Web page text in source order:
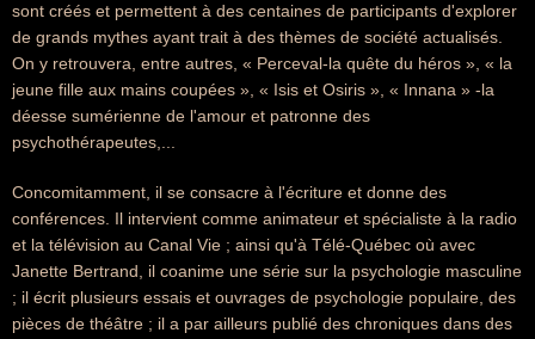
sont créés et permettent à des centaines de participants d'explorer
de grands mythes ayant trait à des thèmes de société actualisés.
On y retrouvera, entre autres, « Perceval-la quête du héros », « la
jeune fille aux mains coupées », « Isis et Osiris », « Innana » -la
déesse sumérienne de l'amour et patronne des
psychothérapeutes,...
Concomitamment, il se consacre à l'écriture et donne des
conférences. Il intervient comme animateur et spécialiste à la radio
et la télévision au Canal Vie ; ainsi qu'à Télé-Québec où avec
Janette Bertrand, il coanime une série sur la psychologie masculine
; il écrit plusieurs essais et ouvrages de psychologie populaire, des
pièces de théâtre ; il a par ailleurs publié des chroniques dans des